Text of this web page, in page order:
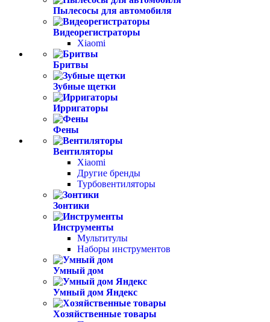
Пылесосы для автомобиля
Видеорегистраторы
Xiaomi
Бритвы
Зубные щетки
Ирригаторы
Фены
Вентиляторы
Xiaomi
Другие бренды
Турбовентиляторы
Зонтики
Инструменты
Мультитулы
Наборы инструментов
Умный дом
Умный дом Яндекс
Хозяйственные товары